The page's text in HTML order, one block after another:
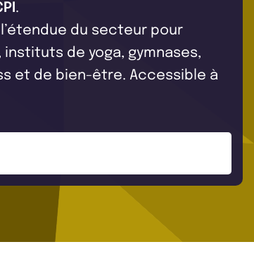
.
du secteur pour
de yoga, gymnases,
et de bien-être. Accessible à